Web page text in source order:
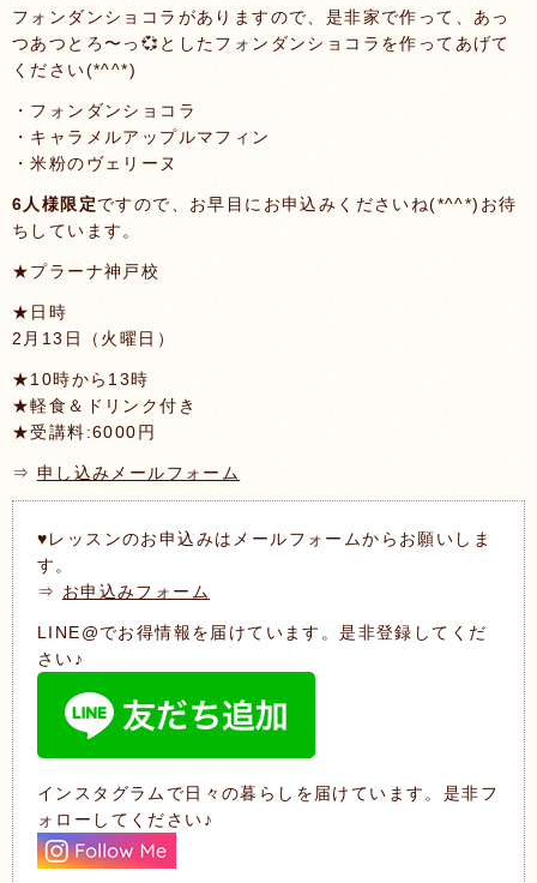
フォンダンショコラがありますので、是非家で作って、あっ
つあつとろ〜っ💞としたフォンダンショコラを作ってあげて
ください(*^^*)
・フォンダンショコラ
・キャラメルアップルマフィン
・米粉のヴェリーヌ
6人様限定ですので、お早目にお申込みくださいね(*^^*)お待
ちしています。
★プラーナ神戸校
★日時
2月13日（火曜日）
★10時から13時
★軽食＆ドリンク付き
★受講料:6000円
⇒ 申し込みメールフォーム
♥レッスンのお申込みはメールフォームからお願いしま
す。
⇒ お申込みフォーム
LINE@でお得情報を届けています。是非登録してくだ
さい♪
インスタグラムで日々の暮らしを届けています。是非フ
ォローしてください♪